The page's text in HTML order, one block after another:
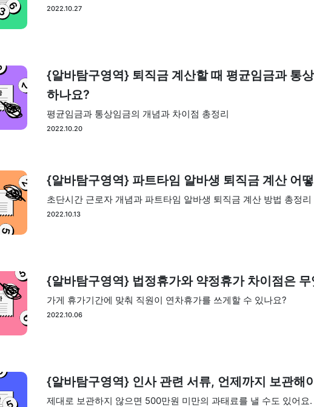
2022.10.27
{알바탐구영역} 퇴직금 계산할 때 평균임금과 통
하나요?
평균임금과 통상임금의 개념과 차이점 총정리
2022.10.20
{알바탐구영역} 파트타임 알바생 퇴직금 계산 어
초단시간 근로자 개념과 파트타임 알바생 퇴직금 계산 방법 총정리
2022.10.13
{알바탐구영역} 법정휴가와 약정휴가 차이점은
가게 휴가기간에 맞춰 직원이 연차휴가를 쓰게할 수 있나요?
2022.10.06
{알바탐구영역} 인사 관련 서류, 언제까지 보관해
제대로 보관하지 않으면 500만원 미만의 과태료를 낼 수도 있어요.